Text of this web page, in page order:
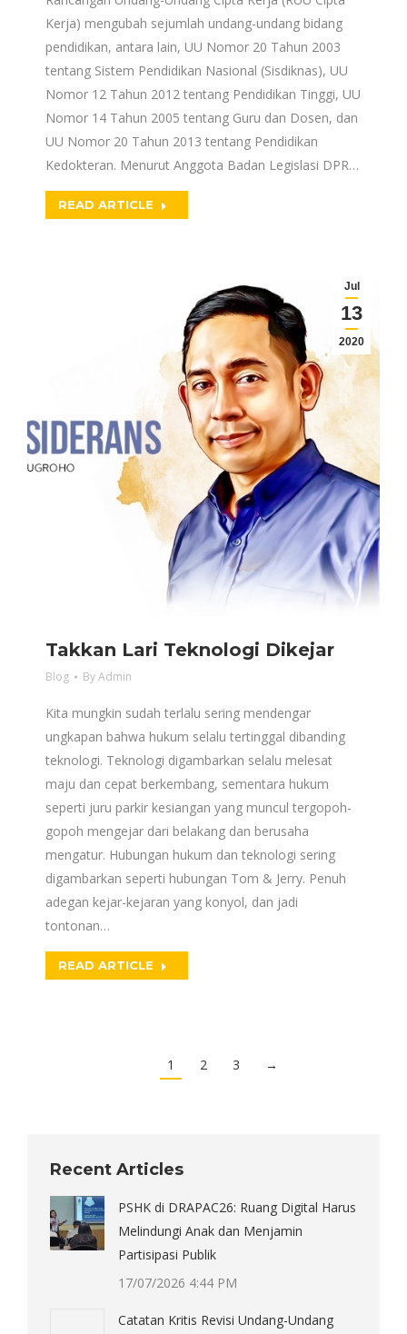
Kerja) mengubah sejumlah undang-undang bidang
pendidikan, antara lain, UU Nomor 20 Tahun 2003
tentang Sistem Pendidikan Nasional (Sisdiknas), UU
Nomor 12 Tahun 2012 tentang Pendidikan Tinggi, UU
Nomor 14 Tahun 2005 tentang Guru dan Dosen, dan
UU Nomor 20 Tahun 2013 tentang Pendidikan
Kedokteran. Menurut Anggota Badan Legislasi DPR…
READ ARTICLE
Jul
13
2020
Takkan Lari Teknologi Dikejar
Blog ByAdmin
Kita mungkin sudah terlalu sering mendengar
ungkapan bahwa hukum selalu tertinggal dibanding
teknologi. Teknologi digambarkan selalu melesat
maju dan cepat berkembang, sementara hukum
seperti juru parkir kesiangan yang muncul tergopoh-
gopoh mengejar dari belakang dan berusaha
mengatur. Hubungan hukum dan teknologi sering
digambarkan seperti hubungan Tom & Jerry. Penuh
adegan kejar-kejaran yang konyol, dan jadi
tontonan…
READ ARTICLE
1 2 3 →
Recent Articles
PSHK di DRAPAC26: Ruang Digital Harus
Melindungi Anak dan Menjamin
Partisipasi Publik
17/07/2026 4:44 PM
Catatan Kritis Revisi Undang-Undang